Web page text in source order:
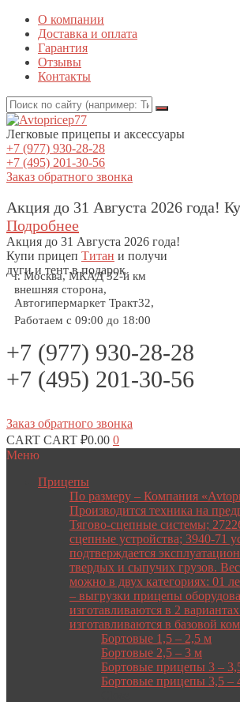
О компании
Доставка и оплата
Гарантия
Отзывы
Контакты
Легковые прицепы и аксессуары
+7 (977) 930-28-28
+7 (495) 201-30-56
Заказ обратного звонка
Акция до 31 Августа 2026 года!
Подробнее
Акция до 31 Августа 2026 года!
Купи прицеп Титан и получи
дуги и тент в подарок
г. Москва, МКАД 32-й км
внешняя сторона,
Автогипермаркет Тракт32,
Работаем с 09:00 до 18:00
+7 (977) 930-28-28
+7 (495) 201-30-56
Заказ обратного звонка
CART CART ₽0.00 0
Меню
Прицепы
По размеру – Компания
Производится техника на
Тягово-сцепные системы;
сцепные устройства; 3940-71
подтверждается
твердых и сыпучих грузов.
можно в двух категориях: 01
– выгрузки прицепы
изготавливаются в 2
изготавливаются в базовой
Бортовые 1,5 – 2,5 м
Бортовые 2,5 – 3 м
Бортовые прицепы 3 –
Бортовые прицепы 3,5 –